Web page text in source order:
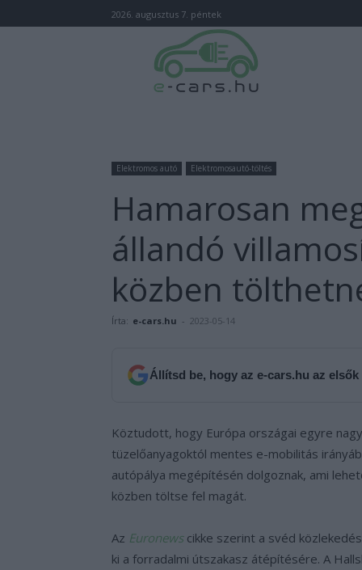
2026. augusztus 7. péntek
Elektromos autó Elektromosautó-töltés
Hamarosan
állandó
közben
Írta: e-cars.hu - 2023-05-14
Állítsd be, hogy az e-cars.hu az
Köztudott, hogy Európa országai egyre
tüzelőanyagoktól mentes e-mobilitás
autópálya megépítésén dolgoznak, ami
közben töltse fel magát.
Az Euronewscikke szerint a svéd
ki a forradalmi útszakasz átépítésére. A